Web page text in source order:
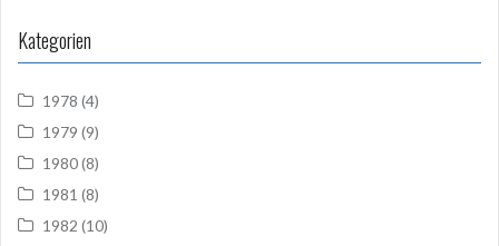
Kategorien
1978 (4)
1979 (9)
1980(8)
1981 (8)
1982 (10)